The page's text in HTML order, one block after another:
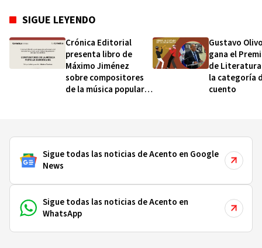
SIGUE LEYENDO
Crónica Editorial
presenta libro de
Máximo Jiménez
sobre compositores
de la música popular
Gustavo
gana el
de Literatura
la categoría
cuento
Sigue todas las noticias de Acento en Google
News
Sigue todas las noticias de Acento en
WhatsApp